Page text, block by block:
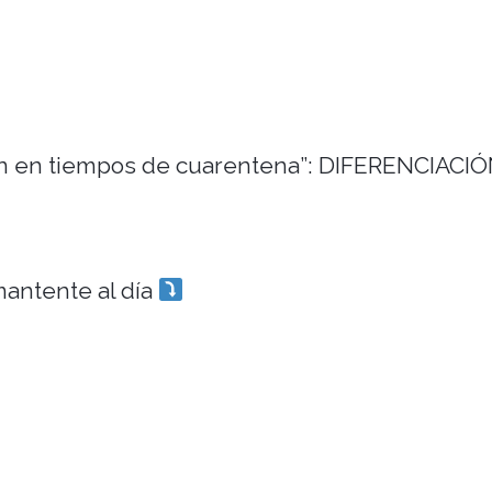
tiempos de cuarentena”:
al día